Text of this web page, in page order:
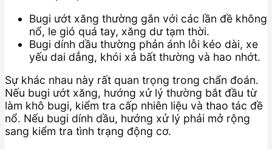
Bugi ướt xăng thường gắn với các lần đề không
nổ, le gió quá tay, xăng dư tạm thời.
Bugi dính dầu thường phản ánh lỗi kéo dài, xe
yếu dai dẳng, khói xả bất thường và hao nhớt.
Sự khác nhau này rất quan trọng trong chẩn đoán.
Nếu bugi ướt xăng, hướng xử lý thường bắt đầu từ
làm khô bugi, kiểm tra cấp nhiên liệu và thao tác đề
nổ. Nếu bugi dính dầu, hướng xử lý phải mở rộng
sang kiểm tra tình trạng động cơ.